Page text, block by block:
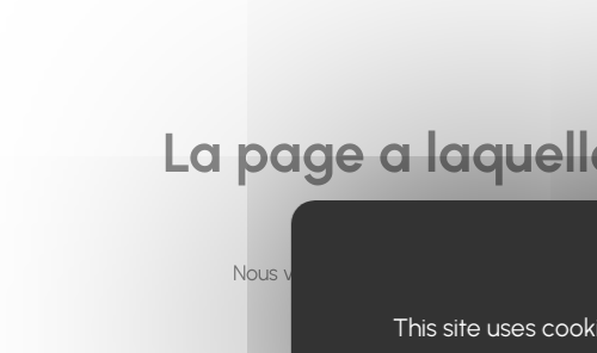
La page a
Nous vous invitons à utiliser le moteur
This site uses